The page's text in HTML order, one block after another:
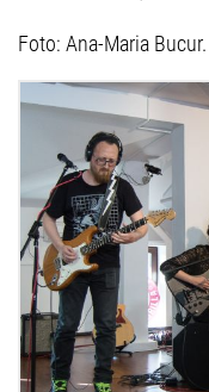
Foto: Ana-Maria Bucur.